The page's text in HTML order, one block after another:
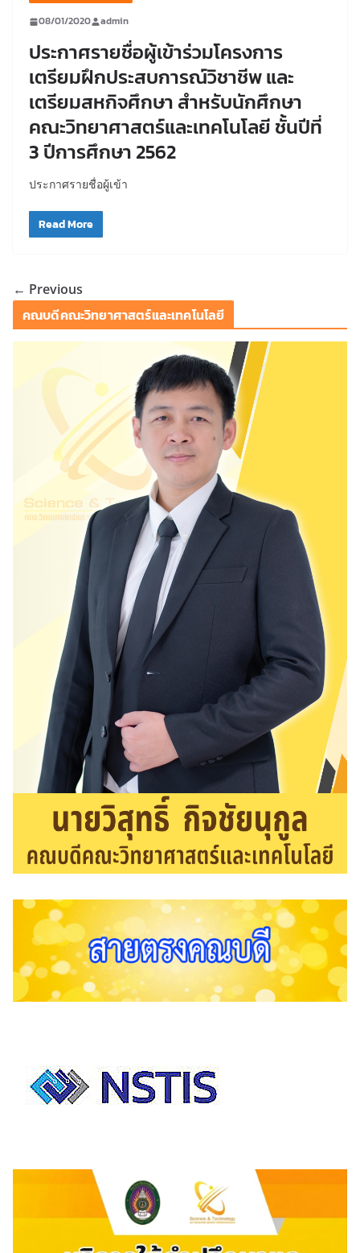
08/01/2020 admin
ประกาศรายชื่อผู้เข้าร่วมโครงการ
เตรียมฝึกประสบการณ์วิชาชีพ และ
เตรียมสหกิจศึกษา สำหรับนักศึกษา
คณะวิทยาศาสตร์และเทคโนโลยี ชั้นปีที่
3 ปีการศึกษา 2562
ประกาศรายชื่อผู้เข้า
Read More
← Previous
คณบดีคณะวิทยาศาสตร์และเทคโนโลยี